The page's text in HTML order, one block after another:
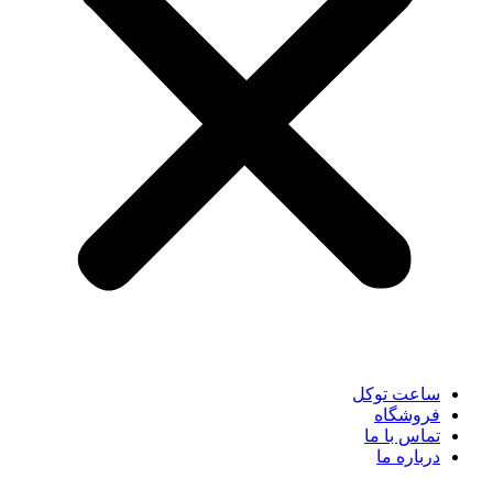
ساعت توکل
فروشگاه
تماس با ما
درباره ما